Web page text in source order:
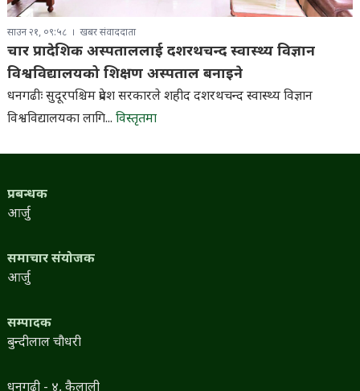
साउन २१, ०९:५८ खबर संवाददाता
चार प्रादेशिक अस्पताललाई दशरथचन्द स्वास्थ्य विज्ञान
विश्वविद्यालयको शिक्षण अस्पताल बनाइने
धनगढीः सुदूरपश्चिम प्रदेश सरकारले शहीद दशरथचन्द स्वास्थ्य विज्ञान
विश्वविद्यालयका लागि... विस्तृतमा
प्रबन्धक
आर्जु
समाचार संयोजक
आर्जु
सम्पादक
बुन्दीलाल चौधरी